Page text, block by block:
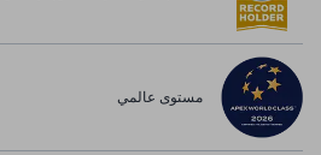
مستوى عالمي